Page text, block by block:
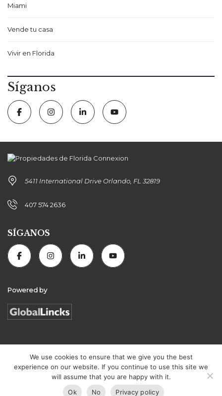
Miami
Vende tu casa
Vivir en Florida
Síganos
5411 International Drive Orlando, FL 32819
407 574 2636
SÍGANOS
Powered by
Florida Connexion Properties | All rights reserved
We use cookies to ensure that we give you the best
experience on our website. If you continue to use this site we
will assume that you are happy with it.
Ok
No Privacy policy